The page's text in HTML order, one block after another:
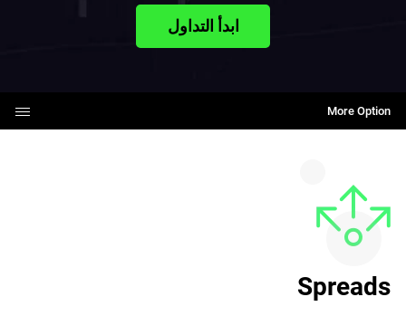
ابدأ التداول
More Option
Spreads